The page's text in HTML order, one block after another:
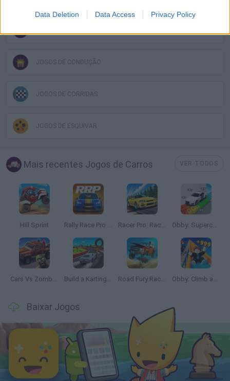
Data Deletion Data Access Privacy Policy
JOGOS DE CONDUÇÃO
JOGOS DE CORRIDAS
JOGOS DE ESQUIVAR
Mais recentes Jogos de Carros
Hill Sprint Rally Race Pro 3.0 Racer Pro: Racing 3D Obby: Supercar Race on a Giant Keyboard
Cars Vs Zombies: Build your Car Build a Karting Track Road Fury Racing Obby: Climb and Slide
Baixar Jogos